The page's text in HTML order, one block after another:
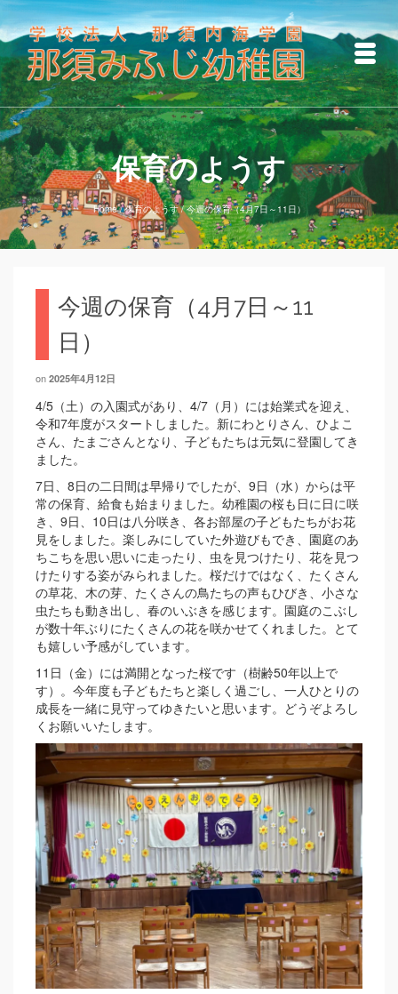
保育のようす
Home / 保育のようす / 今週の保育（4月7日～11日）
今週の保育（4月7日～11
日）
on 2025年4月12日
4/5（土）の入園式があり、4/7（月）には始業式を迎え、
令和7年度がスタートしました。新にわとりさん、ひよこ
さん、たまごさんとなり、子どもたちは元気に登園してき
ました。
7日、8日の二日間は早帰りでしたが、9日（水）からは平
常の保育、給食も始まりました。幼稚園の桜も日に日に咲
き、9日、10日は八分咲き、各お部屋の子どもたちがお花
見をしました。楽しみにしていた外遊びもでき、園庭のあ
ちこちを思い思いに走ったり、虫を見つけたり、花を見つ
けたりする姿がみられました。桜だけではなく、たくさん
の草花、木の芽、たくさんの鳥たちの声もひびき、小さな
虫たちも動き出し、春のいぶきを感じます。園庭のこぶし
が数十年ぶりにたくさんの花を咲かせてくれました。とて
も嬉しい予感がしています。
11日（金）には満開となった桜です（樹齢50年以上で
す）。今年度も子どもたちと楽しく過ごし、一人ひとりの
成長を一緒に見守ってゆきたいと思います。どうぞよろし
くお願いいたします。